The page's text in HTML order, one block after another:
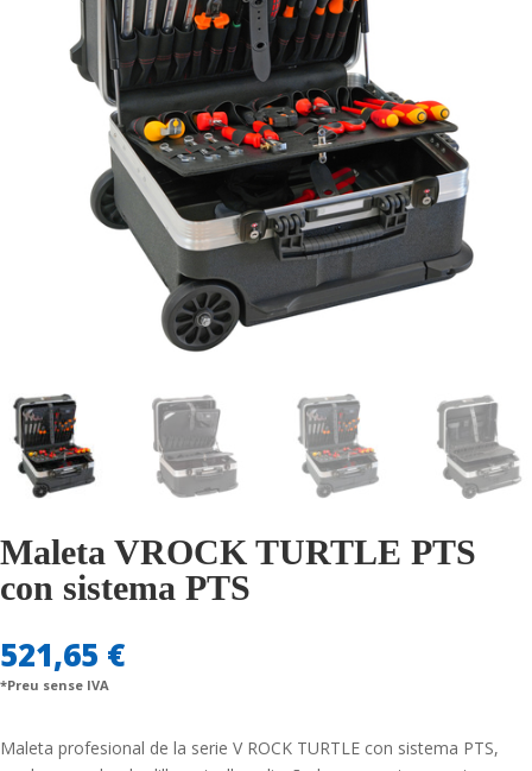
Maleta VROCK TURTLE PTS
con sistema PTS
521,65 €
*Preu sense IVA
Maleta profesional de la serie V ROCK TURTLE con sistema PTS,